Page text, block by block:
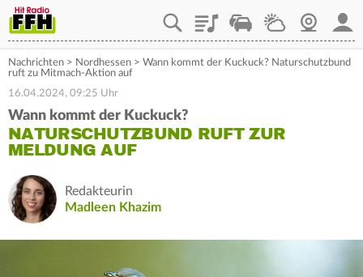
PlaylistStaupilotWetterWebcam
Nachrichten > Nordhessen > Wann kommt der Kuckuck? Naturschutzbund
ruft zu Mitmach-Aktion auf
16.04.2024, 09:25 Uhr
Wann kommt der Kuckuck?
NATURSCHUTZBUND RUFT ZUR
MELDUNG AUF
Redakteurin
Madleen Khazim